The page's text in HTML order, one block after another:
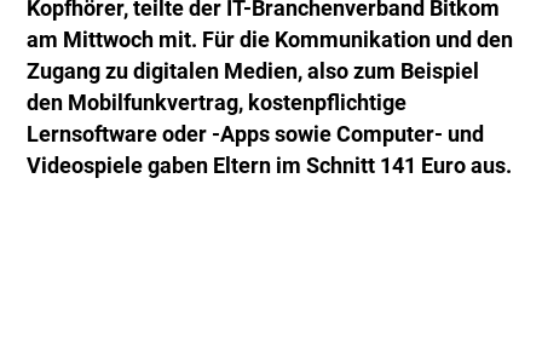
Kopfhörer, teilte der IT-Branchenverband Bitkom
am Mittwoch mit. Für die Kommunikation und den
Zugang zu digitalen Medien, also zum Beispiel
den Mobilfunkvertrag, kostenpflichtige
Lernsoftware oder -Apps sowie Computer- und
Videospiele gaben Eltern im Schnitt 141 Euro aus.